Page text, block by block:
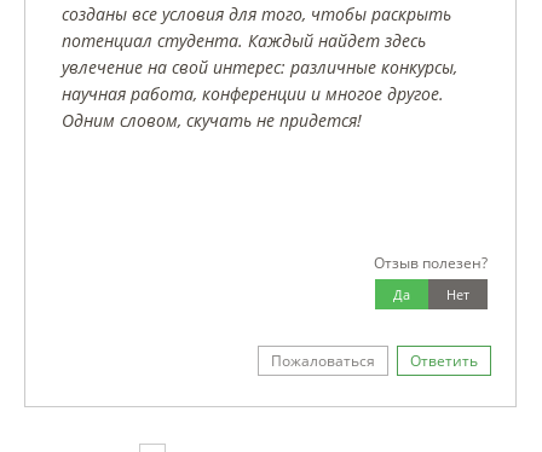
созданы все условия для того, чтобы раскрыть
потенциал студента. Каждый найдет здесь
увлечение на свой интерес: различные конкурсы,
научная работа, конференции и многое другое.
Одним словом, скучать не придется!
Отзыв полезен?
Нет
Да
Пожаловаться Ответить